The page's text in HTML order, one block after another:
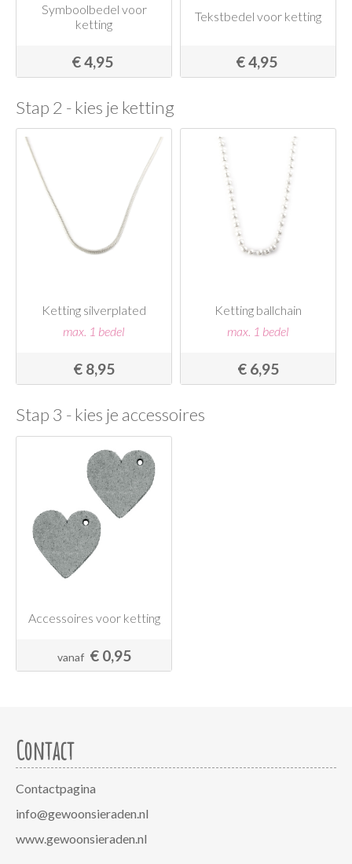
Symboolbedel voor
ketting
€ 4,95
Tekstbedel voor ketting
€ 4,95
Stap 2 - kies je ketting
Ketting silverplated
max. 1 bedel
€ 8,95
Ketting ballchain
max. 1 bedel
€ 6,95
Stap 3 - kies je accessoires
Accessoires voor ketting
vanaf € 0,95
Contact
Contactpagina
info@gewoonsieraden.nl
www.gewoonsieraden.nl